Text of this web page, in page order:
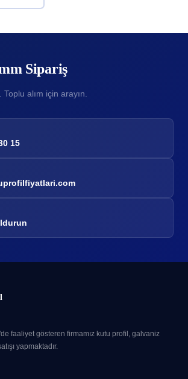
Sipariş
alım için arayın.
15
faaliyet gösteren firmamız kutu profil, galvaniz
yapmaktadır.